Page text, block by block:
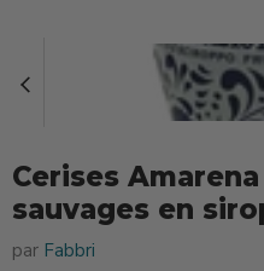
Cerises
sauvages en
par Fabbri